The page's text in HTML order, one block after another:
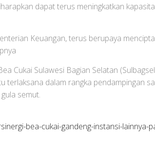
dapat terus meningkatkan
Keuangan, terus berupaya
Cukai Sulawesi Bagian Selatan
terlaksana dalam rangka pendampingan
semut.
bea-cukai-gandeng-instansi-lainnya-